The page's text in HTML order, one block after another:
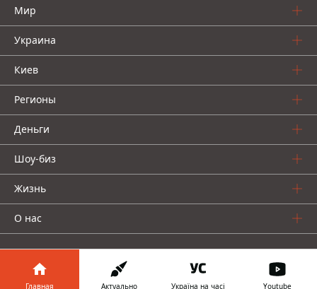
Мир
Украина
Киев
Регионы
Деньги
Шоу-биз
Жизнь
О нас
Главная Актуально Україна на часі Youtube